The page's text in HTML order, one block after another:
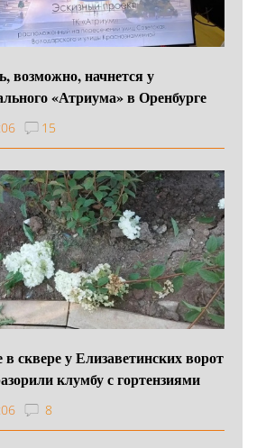
возможно, начнется у
«Атриума» в Оренбурге
15
сквере у Елизаветинских ворот
клумбу с гортензиями
8